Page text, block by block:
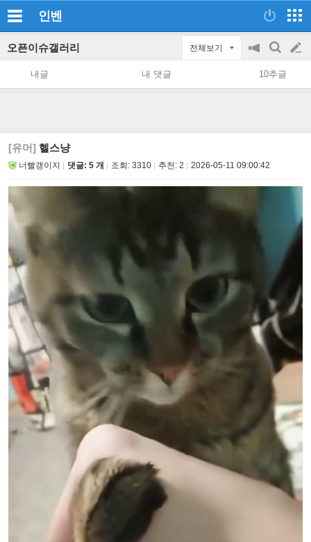
인벤
오픈이슈갤러리 전체보기
공
지
on/off
검
색
글
쓰
내글 내 댓글 10추글
[유머] 헬스냥
너빨갱이지 댓글: 5 개 조회: 3310 추천: 2 2026-05-11 09:00:42